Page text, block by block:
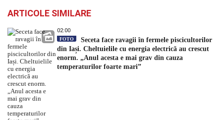
ARTICOLE SIMILARE
02:00
FOTO
Seceta face ravagii în fermele piscicultorilor
din Iași. Cheltuielile cu energia electrică au crescut
enorm. „Anul acesta e mai grav din cauza
temperaturilor foarte mari”